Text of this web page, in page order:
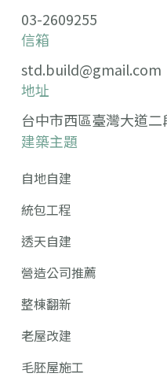
03-2609255
信箱
std.build@gmail.com
地址
台中市西區臺灣大道
建築主題
自地自建
統包工程
透天自建
營造公司推薦
整棟翻新
老屋改建
毛胚屋施工